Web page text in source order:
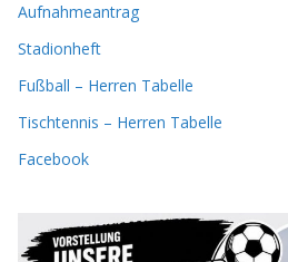
Aufnahmeantrag
Stadionheft
Fußball – Herren Tabelle
Tischtennis – Herren Tabelle
Facebook